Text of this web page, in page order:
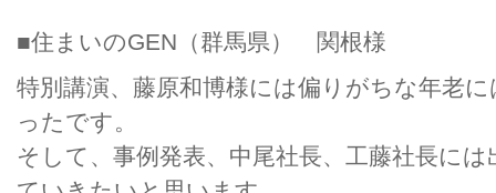
■住まいのGEN（群馬県） 関根様
特別講演、藤原和博様には偏りがちな年老
ったです。
そして、事例発表、中尾社長、工藤社長に